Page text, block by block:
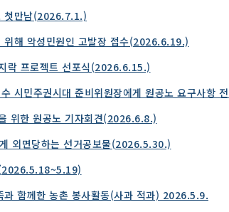
첫만남(2026.7.1.)
위해 악성민원인 고발장 접수(2026.6.19.)
락 프로젝트 선포식(2026.6.15.)
시민주권시대 준비위원장에게 원공노 요구사항
위한 원공노 기자회견(2026.6.8.)
외면당하는 선거공보물(2026.5.30.)
과 함께한 농촌 봉사활동(사과 적과) 2026.5.9.